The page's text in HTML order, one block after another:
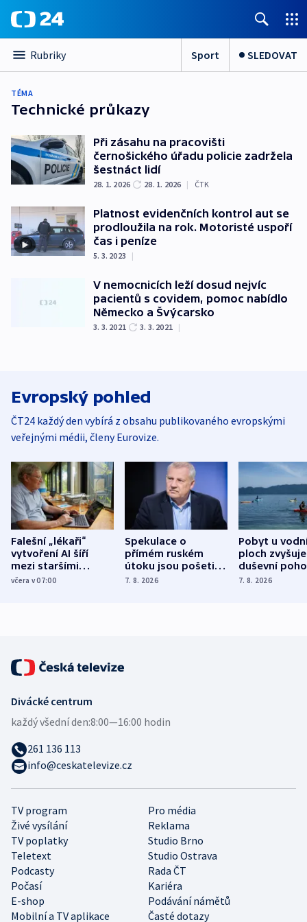
Rubriky Sport SLEDOVAT
TÉMA
Technické průkazy
Při zásahu na pracovišti
černošického úřadu policie zadržela
šestnáct lidí
28. 1. 2026 28. 1. 2026 | ČTK
Platnost evidenčních kontrol aut se
prodloužila na rok. Motoristé uspoří
čas i peníze
5. 3. 2023 |
V nemocnicích leží dosud nejvíc
pacientů s covidem, pomoc nabídlo
Německo a Švýcarsko
3. 3. 2021 3. 3. 2021 |
Evropský pohled
ČT24 každý den vybírá z obsahu publikovaného evropskými
veřejnými médii, členy Eurovize.
Falešní „lékaři“
vytvoření AI šíří
mezi staršími
Poláky nebezpečné
včera v 07:00
Spekulace o
přímém ruském
útoku jsou pošetilé,
míní estonský
7. 8. 2026
Pobyt u
ploch zvyšuje
duševní
ukázala
7. 8. 2026
TV program
Pro média
Živé vysílání
Reklama
TV poplatky
Studio Brno
Teletext
Studio Ostrava
Podcasty
Rada ČT
Počasí
Kariéra
E-shop
Podávání námětů
Mobilní a TV aplikace
Časté dotazy
Divácké centrum
každý všední den:8:00—16:00 hodin
261 136 113
info@ceskatelevize.cz